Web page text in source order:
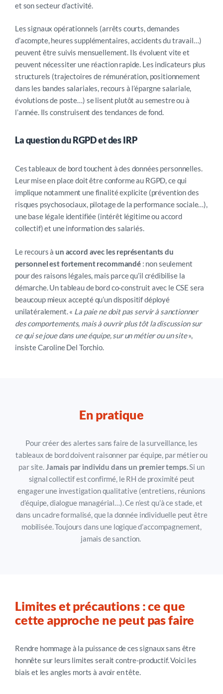
et son secteur d’activité.
Les signaux opérationnels (arrêts courts, demandes
d’acompte, heures supplémentaires, accidents du travail…)
peuvent être suivis mensuellement. Ils évoluent vite et
peuvent nécessiter une réaction rapide. Les indicateurs plus
structurels (trajectoires de rémunération, positionnement
dans les bandes salariales, recours à l’épargne salariale,
évolutions de poste…) se lisent plutôt au semestre ou à
l’année. Ils construisent des tendances de fond.
La question du RGPD et des IRP
Ces tableaux de bord touchent à des données personnelles.
Leur mise en place doit être conforme au RGPD, ce qui
implique notamment une finalité explicite (prévention des
risques psychosociaux, pilotage de la performance sociale…),
une base légale identifiée (intérêt légitime ou accord
collectif) et une information des salariés.
Le recours àun accord avec les représentants du
personnel est fortement recommandé: non seulement
pour des raisons légales, mais parce qu’il crédibilise la
démarche. Un tableau de bord co-construit avec le CSE sera
beaucoup mieux accepté qu’un dispositif déployé
unilatéralement. « La paie ne doit pas servir à sanctionner
des comportements, mais à ouvrir plus tôt la discussion sur
ce qui se joue dans une équipe, sur un métier ou un site»,
insiste Caroline Del Torchio.
En pratique
Pour créer des alertes sans faire de la surveillance, les
tableaux de bord doivent raisonner par équipe, par métier ou
par site. Jamais par individu dans un premier temps. Si un
signal collectif est confirmé, le RH de proximité peut
engager une investigation qualitative (entretiens, réunions
d’équipe, dialogue managérial…). Ce n’est qu’à ce stade, et
dans un cadre formalisé, que la donnée individuelle peut être
mobilisée. Toujours dans une logique d’accompagnement,
jamais de sanction.
Limites et précautions : ce que
cette approche ne peut pas faire
Rendre hommage à la puissance de ces signaux sans être
honnête sur leurs limites serait contre-productif. Voici les
biais et les angles morts à avoir en tête.